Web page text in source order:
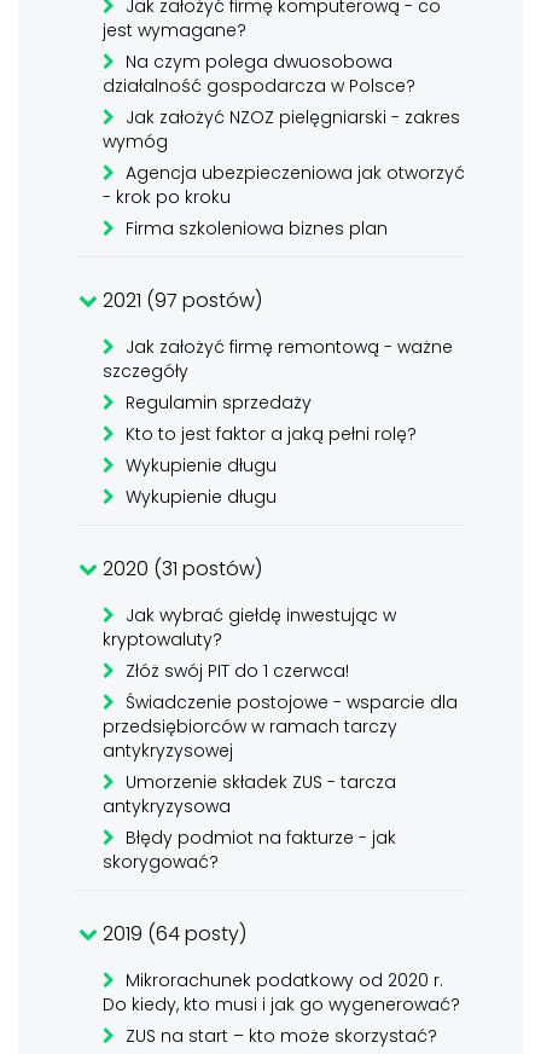
Jak założyć firmę komputerową - co
jest wymagane?
Na czym polega dwuosobowa
działalność gospodarcza w Polsce?
Jak założyć NZOZ pielęgniarski - zakres
wymóg
Agencja ubezpieczeniowa jak otworzyć
- krok po kroku
Firma szkoleniowa biznes plan
2021 (97 postów)
Jak założyć firmę remontową - ważne
szczegóły
Regulamin sprzedaży
Kto to jest faktor a jaką pełni rolę?
Wykupienie długu
Wykupienie długu
2020 (31 postów)
Jak wybrać giełdę inwestując w
kryptowaluty?
Złóż swój PIT do 1 czerwca!
Świadczenie postojowe - wsparcie dla
przedsiębiorców w ramach tarczy
antykryzysowej
Umorzenie składek ZUS - tarcza
antykryzysowa
Błędy podmiot na fakturze - jak
skorygować?
2019 (64 posty)
Mikrorachunek podatkowy od 2020 r.
Do kiedy, kto musi i jak go wygenerować?
ZUS na start – kto może skorzystać?